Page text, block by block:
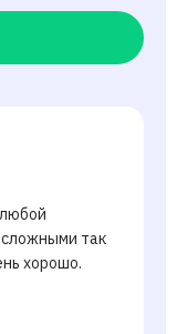
так
хорошо.